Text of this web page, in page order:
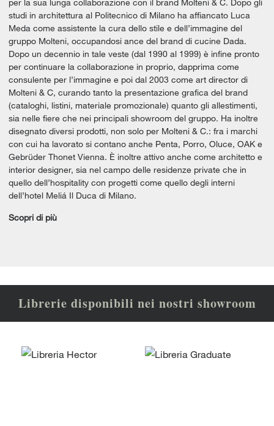
per la sua lunga collaborazione con il brand Molteni & C. Dopo gli
studi in architettura al Politecnico di Milano ha affiancato Luca
Meda come assistente la cura dello stile e dell’immagine del
gruppo Molteni, occupandosi ance del brand di cucine Dada.
Dopo un decennio in tale veste (dal 1990 al 1999) è infine pronto
per continuare la collaborazione in proprio, dapprima come
consulente per l’immagine e poi dal 2003 come art director di
Molteni & C, curando tanto la presentazione grafica del brand
(cataloghi, listini, materiale promozionale) quanto gli allestimenti,
sia nelle fiere che nei principali showroom del gruppo. Ha inoltre
disegnato diversi prodotti, non solo per Molteni & C.: fra i marchi
con cui ha lavorato si contano anche Penta, Porro, Oluce, OAK e
Gebrüder Thonet Vienna. È inoltre attivo anche come architetto e
interior designer, sia nel campo delle residenze private che in
quello dell’hospitality con progetti come quello degli interni
dell’hotel Meliá Il Duca di Milano.
Scopri di più
Librerie disponibili nei nostri showroom